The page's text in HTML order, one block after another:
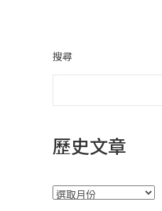
搜尋
歷史文章
彙